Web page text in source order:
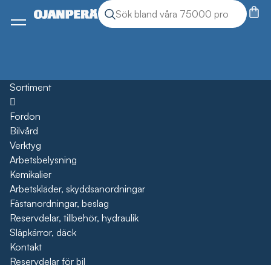
Sök produkter
Sök
Meny
Sortiment
Öppna
Fordon
Bilvård
Verktyg
Arbetsbelysning
Kemikalier
Arbetskläder, skyddsanordningar
Fästanordningar, beslag
Reservdelar, tillbehör, hydraulik
Släpkärror, däck
Kontakt
Reservdelar för bil